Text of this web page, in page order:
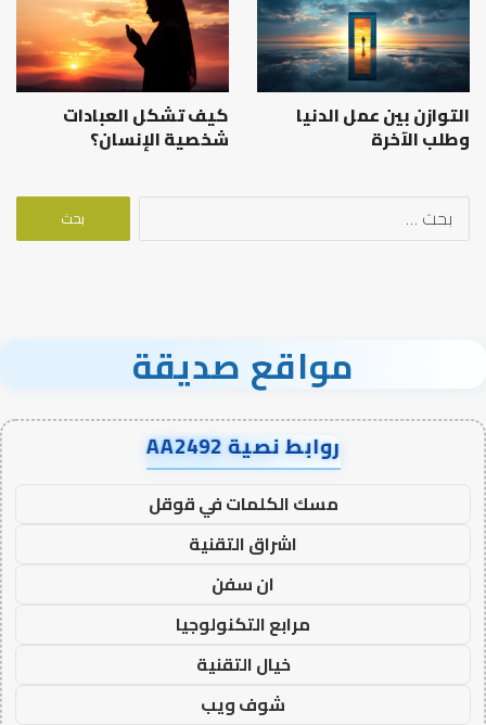
التوازن بين عمل الدنيا
وطلب الآخرة
كيف تشكل العبادات
شخصية الإنسان؟
البحث
مواقع صديقة
روابط نصية AA2492
مسك الكلمات في قوقل
اشراق التقنية
ان سفن
مرابع التكنولوجيا
خيال التقنية
شوف ويب